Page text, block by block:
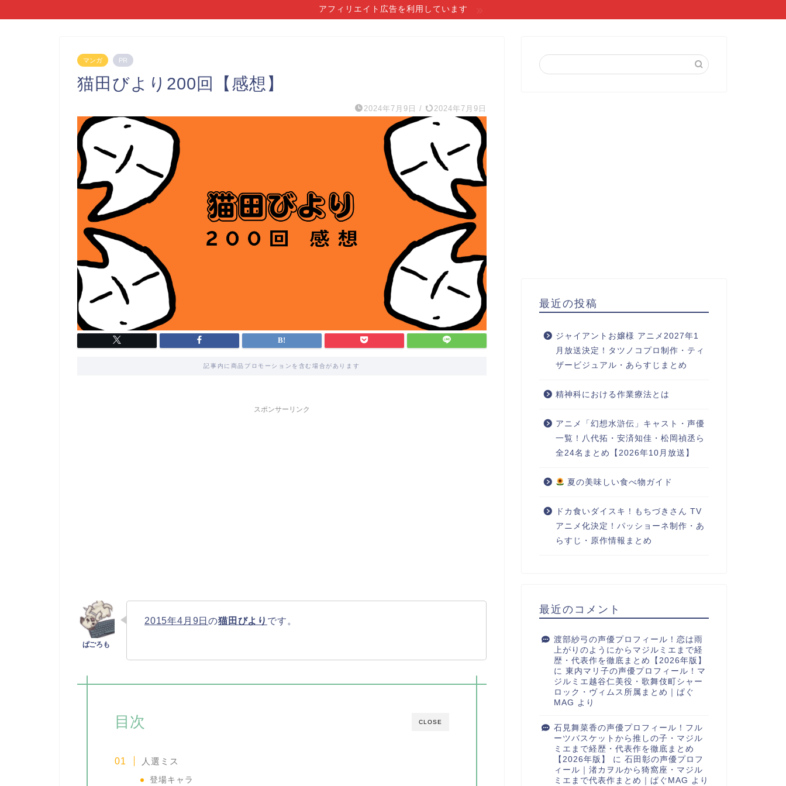
アフィリエイト広告を利用しています
マンガ PR
猫田びより200回【感想】
2024年7月9日 / 2024年7月9日
記事内に商品プロモーションを含む場合があります
スポンサーリンク
2015年4月9日の猫田びより です。
CLOSE
目次
人選ミス
登場キャラ
最近の投稿
ジャイアントお嬢様 アニメ2027年1
月放送決定！タツノコプロ制作・ティ
ザービジュアル・あらすじまとめ
精神科における作業療法とは
アニメ「幻想水滸伝」キャスト・声優
一覧！八代拓・安済知佳・松岡禎丞ら
全24名まとめ【2026年10月放送】
夏の美味しい食べ物ガイド
ドカ食いダイスキ！もちづきさん TV
アニメ化決定！パッショーネ制作・あ
らすじ・原作情報まとめ
最近のコメント
渡部紗弓の声優プロフィール！恋は雨
上がりのようにからマジルミエまで経
歴・代表作を徹底まとめ【2026年版】
に 東内マリ子の声優プロフィール！マ
ジルミエ越谷仁美役・歌舞伎町シャー
ロック・ヴィムス所属まとめ｜ぱぐ
MAG より
石見舞菜香の声優プロフィール！フル
ーツバスケットから推しの子・マジル
ミエまで経歴・代表作を徹底まとめ
【2026年版】
に 石田彰の声優プロフ
ィール｜渚カヲルから猗窩座・マジル
ミエまで代表作まとめ｜ぱぐMAG より